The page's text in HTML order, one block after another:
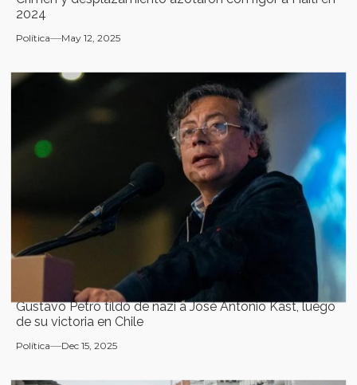
2024
Política May 12, 2025
Gustavo Petro tildó de nazi a José Antonio Kast, luego
de su victoria en Chile
Política Dec 15, 2025